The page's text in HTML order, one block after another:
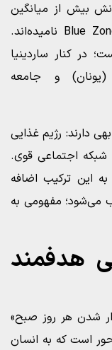
بیش از میانگین
جهانی عمر می‌کنند، «مناطق آبی» یا Blue Zones نامیده‌اند.
در کنار ساردینیا
(یونان) و جامعه
دارند: رژیم غذایی
شبکه اجتماعی قوی.
این ترکیب اضافه
می‌شود؛ مفهومی به
هدفمند
شدن هر روز صبح»
است که به انسان